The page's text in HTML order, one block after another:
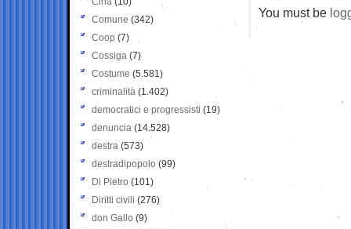
You must be
Comune (342)
Coop (7)
Cossiga (7)
Costume (5.581)
criminalità (1.402)
democratici e progressisti (19)
denuncia (14.528)
destra (573)
destradipopolo (99)
Di Pietro (101)
Diritti civili (276)
don Gallo (9)